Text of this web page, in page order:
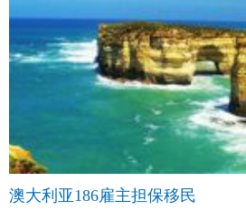
澳大利亚186雇主担保移民